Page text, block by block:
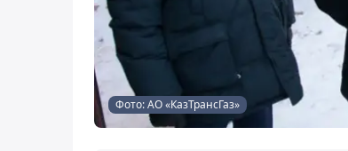
Фото: АО «КазТрансГаз»